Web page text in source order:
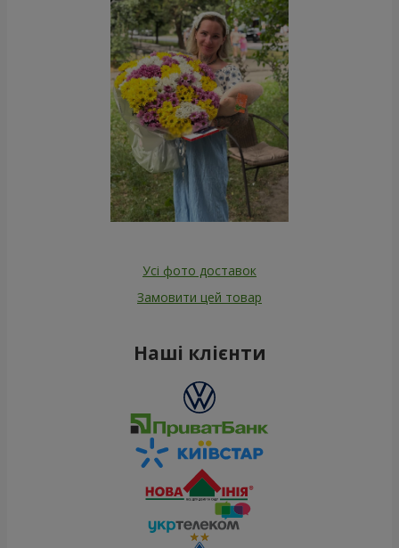
Усі фото доставок
Замовити цей товар
Наші клієнти